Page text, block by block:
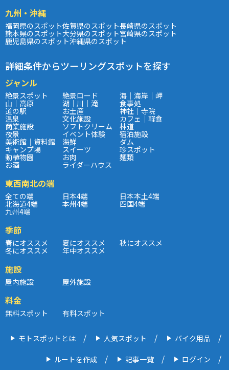
九州・沖縄
福岡県のスポット佐賀県のスポット長崎県のスポット
熊本県のスポット大分県のスポット宮崎県のスポット
鹿児島県のスポット沖縄県のスポット
詳細条件からツーリングスポットを探す
ジャンル
絶景スポット 絶景ロード 海｜海岸｜岬
山｜高原 湖｜川｜滝 食事処
道の駅 お土産 神社｜寺院
温泉 文化施設 カフェ｜軽食
商業施設 ソフトクリーム 林道
夜景 イベント体験 宿泊施設
美術館｜資料館 海鮮 ダム
キャンプ場 スイーツ 珍スポット
動植物園 お肉 麺類
お酒 ライダーハウス
東西南北の端
全ての端 日本4端 日本本土4端
北海道4端 本州4端 四国4端
九州4端
季節
春にオススメ 夏にオススメ 秋にオススメ
冬にオススメ 年中オススメ
施設
屋内施設 屋外施設
料金
無料スポット 有料スポット
モトスポットとは 人気スポット バイク用品
ルートを作成 記事一覧 ログイン